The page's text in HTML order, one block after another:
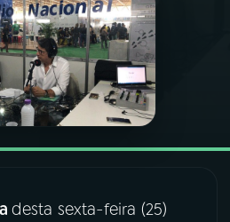
desta sexta-feira (25)